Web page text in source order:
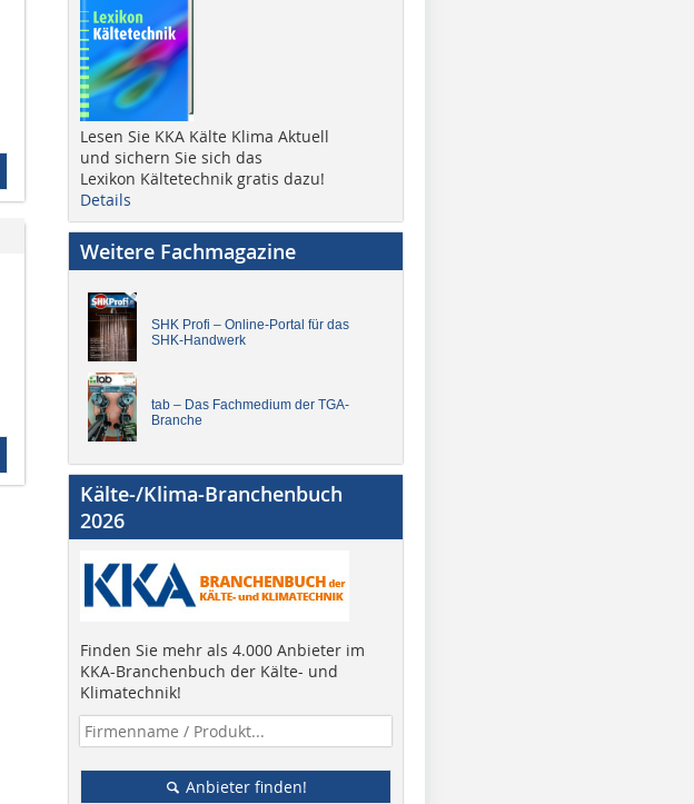
Lesen Sie KKA Kälte Klima Aktuell
und sichern Sie sich das
Lexikon Kältetechnik gratis dazu!
Details
Weitere Fachmagazine
SHK Profi – Online-Portal für das
SHK-Handwerk
tab – Das Fachmedium der TGA-
Branche
Kälte-/Klima-Branchenbuch
2026
Finden Sie mehr als 4.000 Anbieter im
KKA-Branchenbuch der Kälte- und
Klimatechnik!
Anbieter finden!